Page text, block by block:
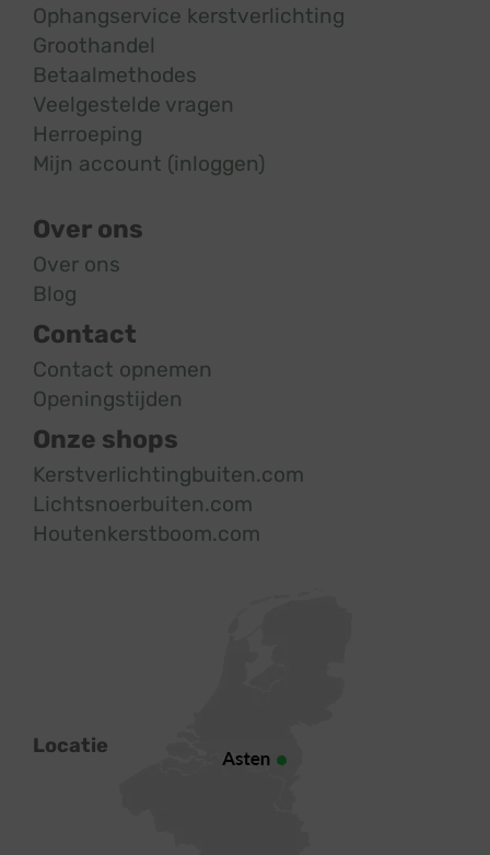
Ophangservice kerstverlichting
Groothandel
Betaalmethodes
Veelgestelde vragen
Herroeping
Mijn account (inloggen)
Over ons
Over ons
Blog
Contact
Contact opnemen
Openingstijden
Onze shops
Kerstverlichtingbuiten.com
Lichtsnoerbuiten.com
Houtenkerstboom.com
Locatie